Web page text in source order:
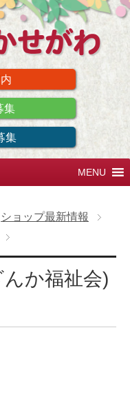
集
集
ショップ最新情報
か福祉会)